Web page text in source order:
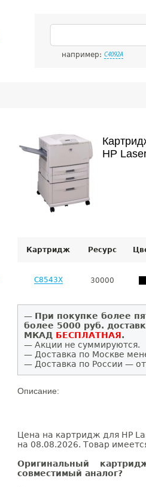
например: C4092A
HP
Картридж Ресурс
C8543X 30000
— При покупке более
более 5000 руб.
МКАД БЕСПЛАТНАЯ.
— Акции не суммируются.
— Доставка по Москве
— Доставка по России —
Описание:
Цена на картридж для HP
на 08.08.2026. Товар
Оригинальный
совместимый аналог?